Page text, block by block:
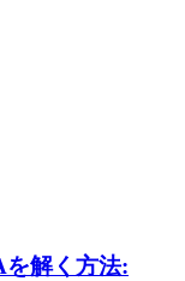
解く方法: